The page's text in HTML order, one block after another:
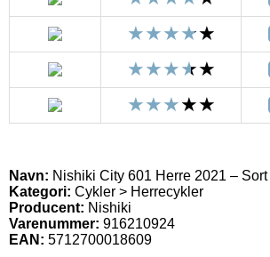
Navn: Nishiki City 601 Herre 2021 – Sort
Kategori: Cykler > Herrecykler
Producent: Nishiki
Varenummer: 916210924
EAN: 5712700018609